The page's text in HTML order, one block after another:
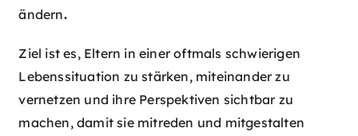
ändern.
Ziel ist es, Eltern in einer oftmals schwierigen
Lebenssituation zu stärken, miteinander zu
vernetzen und ihre Perspektiven sichtbar zu
machen, damit sie mitreden und mitgestalten